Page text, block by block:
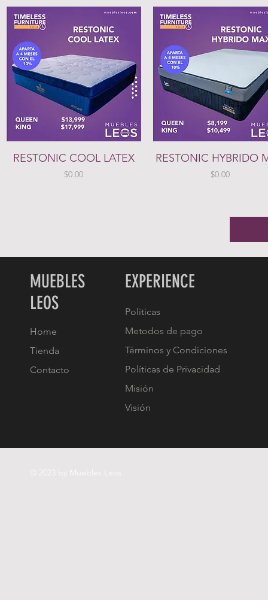
Vista rápida
RESTONIC COOL LATEX
Precio
$0.00
Vista rápida
RESTONIC HYBRIDO
Precio
$0.00
MUEBLES
LEOS
Home
Tienda
Contacto
EXPERIENCE
Politicas
Metodos de pago
Términos y Condiciones
Políticas de Privacidad
Misión
Visión
© 2023 by Muebles Leos